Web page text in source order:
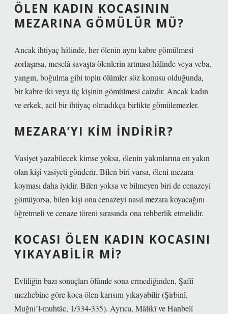
ÖLEN KADIN KOCASININ
MEZARINA GÖMÜLÜR MÜ?
Ancak ihtiyaç hâlinde, her ölenin aynı kabre gömülmesi
zorlaşırsa, meselâ savaşta ölenlerin artması hâlinde veya veba,
yangın, boğulma gibi toplu ölümler söz konusu olduğunda,
bir kabre iki veya üç kişinin gömülmesi caizdir. Ancak kadın
ve erkek, acil bir ihtiyaç olmadıkça birlikte gömülemezler.
MEZARA’YI KIM INDIRIR?
Vasiyet yazabilecek kimse yoksa, ölenin yakınlarına en yakın
olan kişi vasiyeti gönderir. Bilen biri varsa, öleni mezara
koyması daha iyidir. Bilen yoksa ve bilmeyen biri de cenazeyi
gömüyorsa, bilen kişi ona cenazeyi nasıl mezara koyacağını
öğretmeli ve cenaze töreni sırasında ona rehberlik etmelidir.
KOCASI ÖLEN KADIN KOCASINI
YIKAYABILIR MI?
Evliliğin bazı sonuçları ölümle sona ermediğinden, Şafiî
mezhebine göre koca ölen karısını yıkayabilir (Şirbinî,
Muğni’l-muhtâc, 1/334-335). Ayrıca, Mâlikî ve Hanbelî